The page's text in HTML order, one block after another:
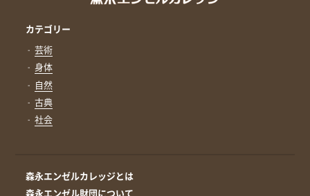
カテゴリー
芸術
身体
自然
古典
社会
森永エンゼルカレッジとは
森永エンゼル財団について